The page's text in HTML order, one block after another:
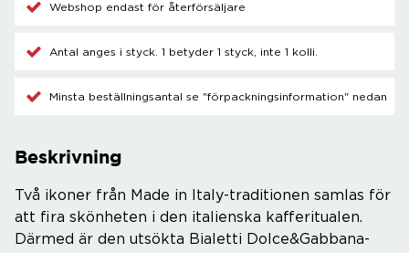
Webshop endast för återförsäljare
Antal anges i styck. 1 betyder 1 styck, inte 1 kolli.
Minsta beställningsantal se "förpackningsinformation" nedan
Beskrivning
Två ikoner från Made in Italy-traditionen samlas för
att fira skönheten i den italienska kafferitualen.
Därmed är den utsökta Bialetti Dolce&Gabbana-